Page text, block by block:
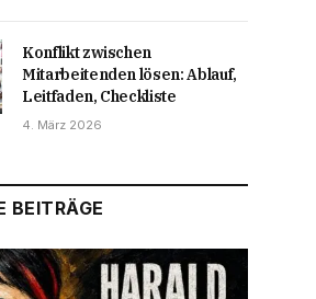
Konflikt zwischen
Mitarbeitenden lösen: Ablauf,
Leitfaden, Checkliste
4. März 2026
BEITRÄGE